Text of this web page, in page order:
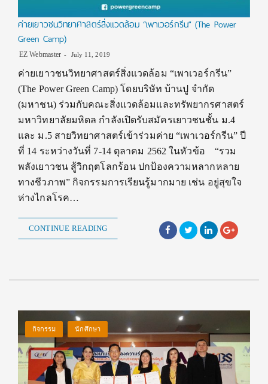
ค่ายเยาวชนวิทยาศาสตร์สิ่งแวดล้อม “เพาเวอร์กรีน” (The Power
Green Camp)
EZ Webmaster July 11, 2019
ค่ายเยาวชนวิทยาศาสตร์สิ่งแวดล้อม “เพาเวอร์กรีน”
(The Power Green Camp) โดยบริษัท บ้านปู จำกัด
(มหาชน) ร่วมกับคณะสิ่งแวดล้อมและทรัพยากรศาสตร์
มหาวิทยาลัยมหิดล กำลังเปิดรับสมัครเยาวชนชั้น ม.4
และ ม.5 สายวิทยาศาสตร์เข้าร่วมค่าย “เพาเวอร์กรีน” ปี
ที่ 14 ระหว่างวันที่ 7-14 ตุลาคม 2562 ในหัวข้อ “รวม
พลังเยาวชน สู้วิกฤตโลกร้อน ปกป้องความหลากหลาย
ทางชีวภาพ” กิจกรรมการเรียนรู้มากมาย เช่น อยู่สุขใจ
ห่างไกลโรค…
CONTINUE READING
กิจกรรม นักศึกษา